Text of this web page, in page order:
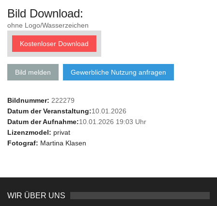
Bild Download:
ohne Logo/Wasserzeichen
Kostenloser Download
Bild melden Gewerbliche Nutzung anfragen
Bildnummer: 222279
Datum der Veranstaltung:10.01.2026
Datum der Aufnahme:10.01.2026 19:03 Uhr
Lizenzmodel: privat
Fotograf: Martina Klasen
WIR ÜBER UNS